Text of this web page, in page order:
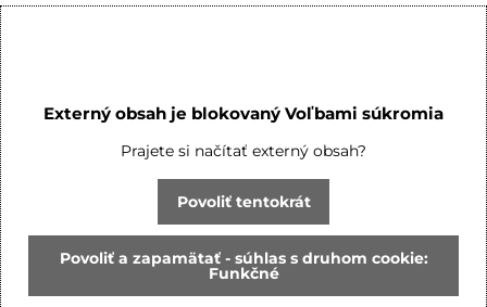
Externý obsah je blokovaný Voľbami súkromia
Prajete si načítať externý obsah?
Povoliť tentokrát
Povoliť a zapamätať - súhlas s druhom cookie:
Funkčné